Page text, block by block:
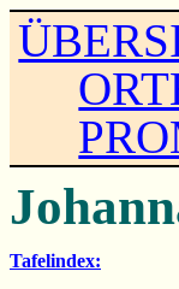
Tafelindex: